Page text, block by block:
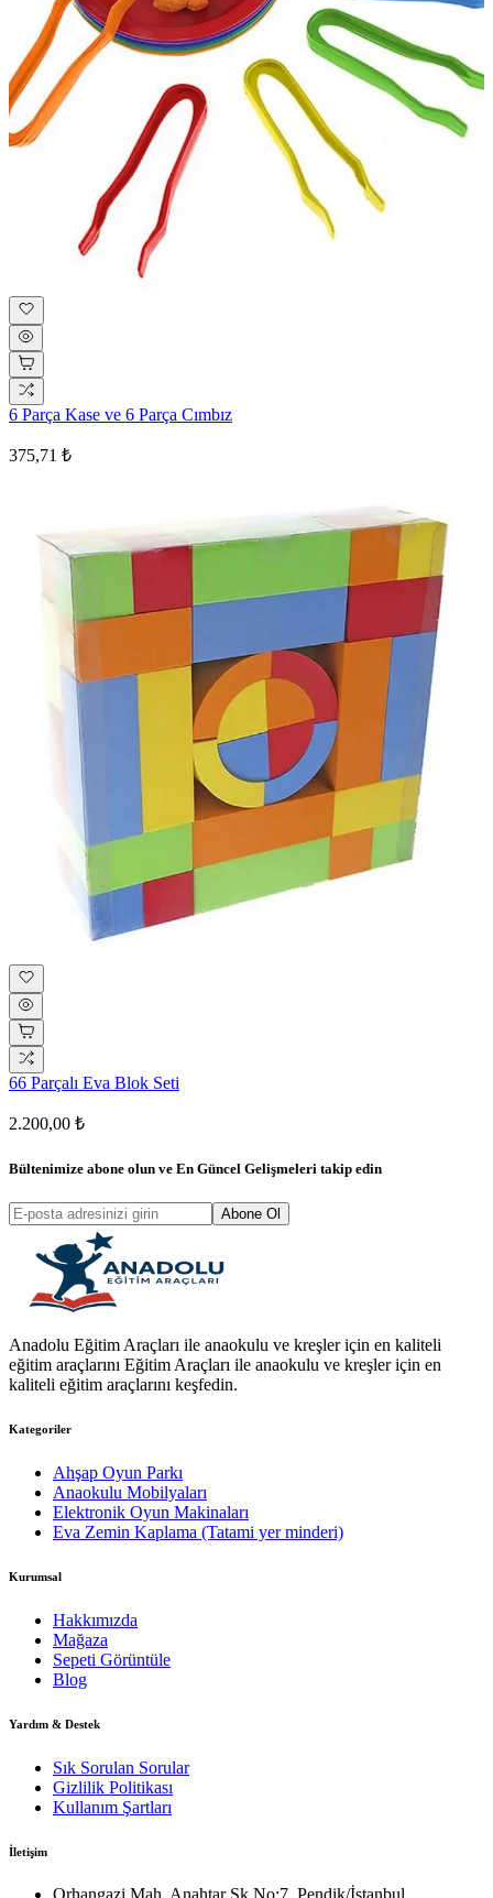
6 Parça Kase ve 6 Parça Cımbız
375,71 ₺
66 Parçalı Eva Blok Seti
2.200,00 ₺
Bültenimize abone olun ve En Güncel Gelişmeleri takip edin
Abone Ol
Anadolu Eğitim Araçları ile anaokulu ve kreşler için en kaliteli
eğitim araçlarını Eğitim Araçları ile anaokulu ve kreşler için en
kaliteli eğitim araçlarını keşfedin.
Kategoriler
Ahşap Oyun Parkı
Anaokulu Mobilyaları
Elektronik Oyun Makinaları
Eva Zemin Kaplama (Tatami yer minderi)
Kurumsal
Hakkımızda
Mağaza
Sepeti Görüntüle
Blog
Yardım & Destek
Sık Sorulan Sorular
Gizlilik Politikası
Kullanım Şartları
İletişim